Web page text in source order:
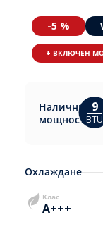
-5 %
+ ВКЛЮЧЕН
Налични
мощности:
9
BTU
Охлаждане
Клас
A+++